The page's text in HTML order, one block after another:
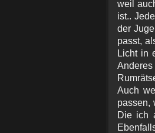
weil
ist..
der
passt,
Licht in
Auch
passen,
Die ich